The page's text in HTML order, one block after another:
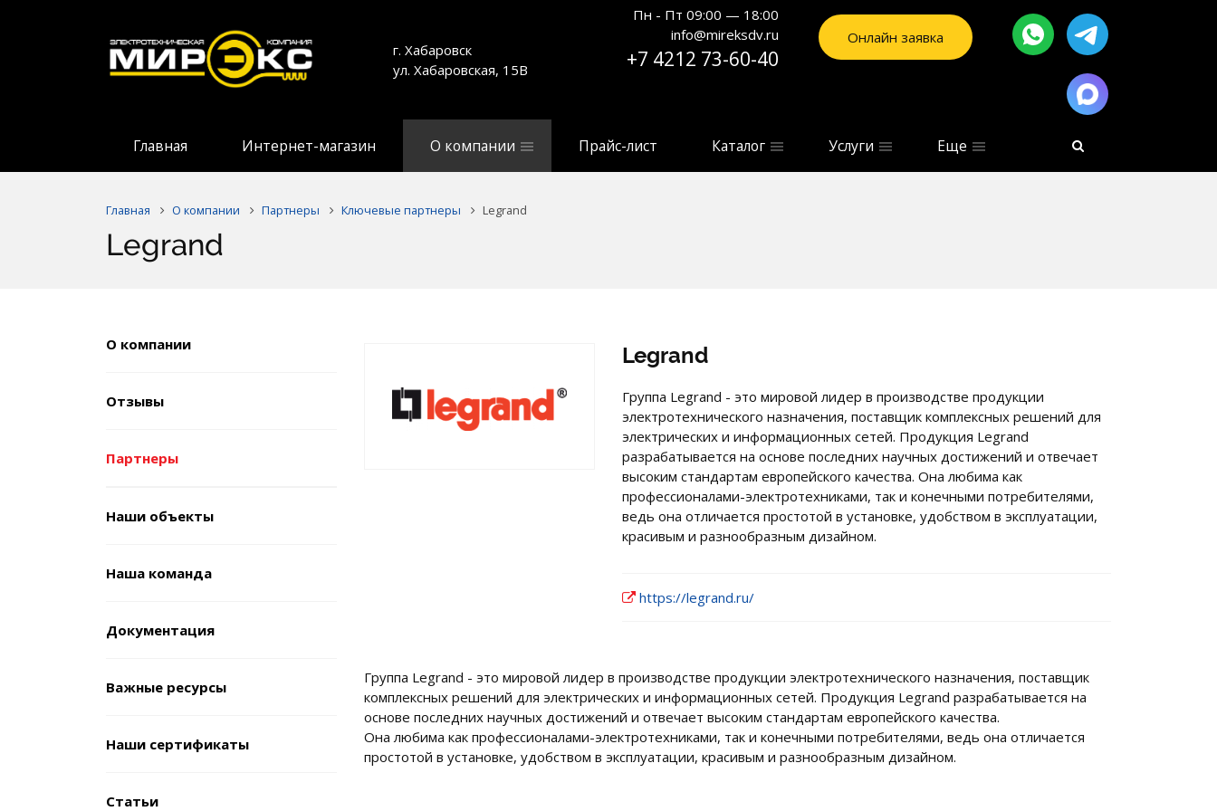
г. Хабаровск
ул. Хабаровская, 15В
Пн - Пт 09:00 — 18:00
info@mireksdv.ru
+7 4212 73-60-40
Онлайн заявка
Главная Интернет-магазин О компании Прайс-лист Каталог Услуги Еще
Главная О компании Партнеры Ключевые партнеры Legrand
Legrand
О компании
Отзывы
Партнеры
Наши объекты
Наша команда
Документация
Важные ресурсы
Наши сертификаты
Cтатьи
Legrand
Группа Legrand - это мировой лидер в производстве продукции
электротехнического назначения, поставщик комплексных решений для
электрических и информационных сетей. Продукция Legrand
разрабатывается на основе последних научных достижений и отвечает
высоким стандартам европейского качества. Она любима как
профессионалами-электротехниками, так и конечными потребителями,
ведь она отличается простотой в установке, удобством в эксплуатации,
красивым и разнообразным дизайном.
https://legrand.ru/
Группа Legrand - это мировой лидер в производстве продукции электротехнического назначения, поставщик
комплексных решений для электрических и информационных сетей. Продукция Legrand разрабатывается на
основе последних научных достижений и отвечает высоким стандартам европейского качества.
Она любима как профессионалами-электротехниками, так и конечными потребителями, ведь она отличается
простотой в установке, удобством в эксплуатации, красивым и разнообразным дизайном.